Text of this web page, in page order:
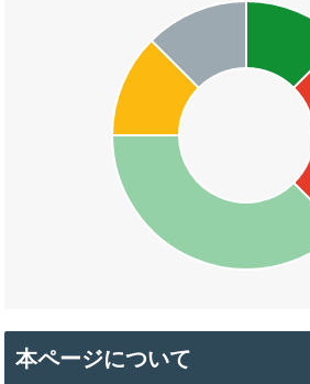
本ページについて